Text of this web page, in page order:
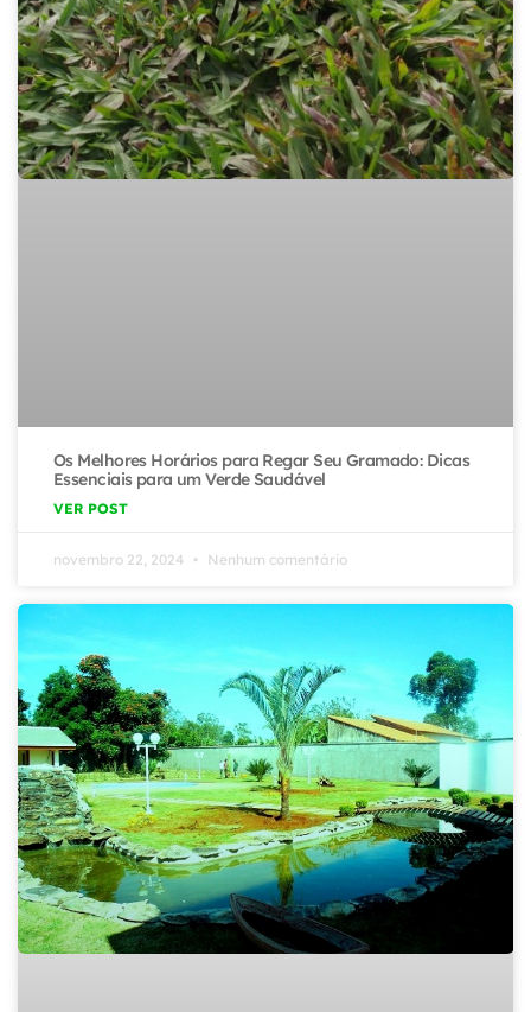
Os Melhores Horários para Regar Seu Gramado: Dicas
Essenciais para um Verde Saudável
VER POST
novembro 22, 2024 Nenhum comentário